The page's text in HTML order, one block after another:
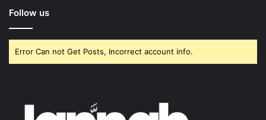
Follow us
Error Can not Get Posts, Incorrect account info.